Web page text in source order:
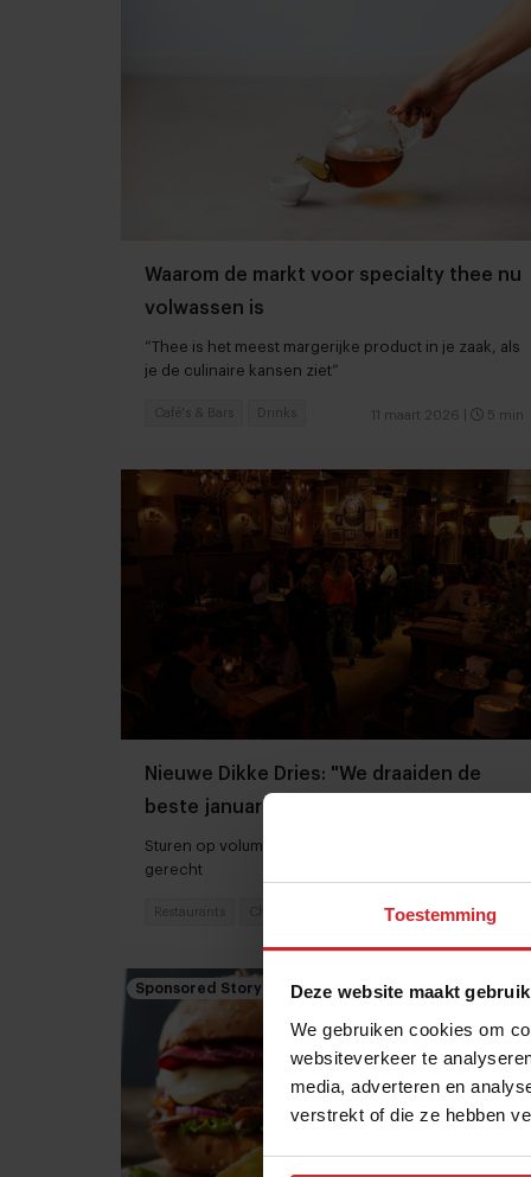
Toestemming
Deze website maakt
We gebruiken cookies om
websiteverkeer te
media, adverteren en
verstrekt of die ze hebben
Waarom de markt voor specialty thee nu
volwassen is
“Thee is het meest margerijke product in je zaak, als
je de culinaire kansen ziet”
11 maart 2026 5 min
Café's & Bars Drinks
Nieuwe Dikke Dries: "We draaiden de
beste januarimaand ooit door een
prijsverlaging"
Sturen op volume in plaats van op marge per
gerecht
10 maart 2026| 4 min
Restaurants
Sponsored Story